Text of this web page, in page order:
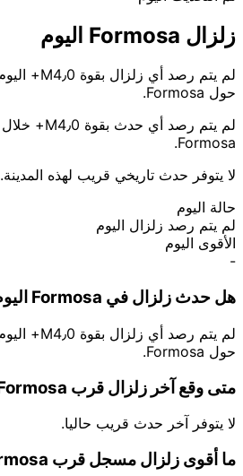
زلزال Formosa اليوم
حول Formosa.
Formosa.
لا يتوفر حدث تاريخي قريب لهذه المدينة.
حالة اليوم
لم يتم رصد زلزال اليوم
الأقوى اليوم
-
هل حدث زلزال في Formosa اليوم؟
حول Formosa.
متى وقع آخر زلزال قرب Formosa؟
لا يتوفر آخر حدث قريب حاليا.
ما أقوى زلزال مسجل قرب Formosa؟